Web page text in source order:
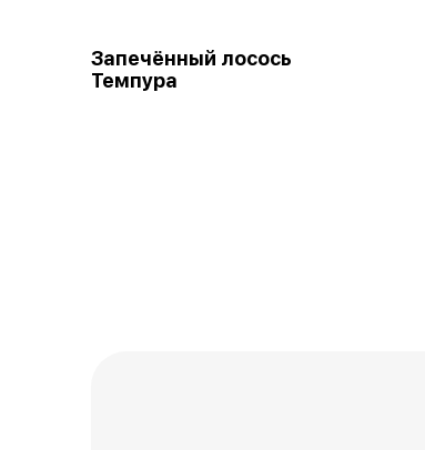
Запечённый лосось
Темпура